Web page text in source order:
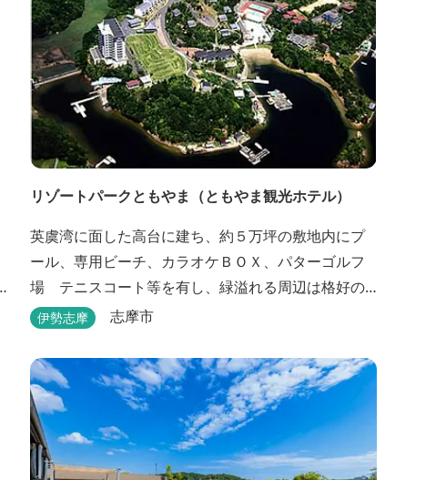
リゾートパークともやま（ともやま観光ホテル）
英虞湾に面した高台に建ち、約５万坪の敷地内にプ
ール、専用ビーチ、カラオケＢＯＸ、パターゴルフ
場 テニスコート等を有し、緑溢れる周辺は格好の
サイクリングコースです。お料理は新鮮な海の幸を
酷鍋会席、松茸料理（秋）等グルメ志向の方に好評
です。夏には野外バーベキューも毎晩行ないます。
伊勢志摩 志摩市